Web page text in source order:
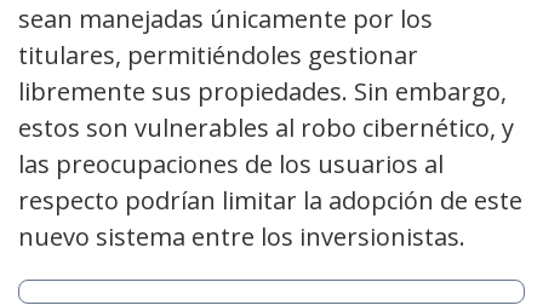
sean manejadas únicamente por los
titulares, permitiéndoles gestionar
libremente sus propiedades. Sin embargo,
estos son vulnerables al robo cibernético, y
las preocupaciones de los usuarios al
respecto podrían limitar la adopción de este
nuevo sistema entre los inversionistas.